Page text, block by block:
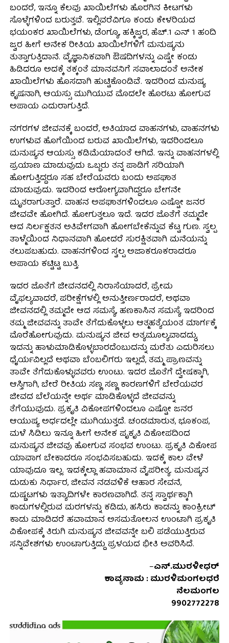
ಬಂದರೆ, ಇನ್ನೂ ಕೆಲವು ಖಾಯಿಲೆಗಳು ಹೊರಗಿನ ಕೀಟಗಳು
ಸೊಳ್ಳೆಗಳಿಂದ ಬರುತ್ತವೆ. ಇಲ್ಲಿವರೆವಿಗೂ ಕಂಡು ಕೇಳರಿಯದ
ಭಯಂಕರ ಖಾಯಿಲೆಗಳು, ಡೆಂಗ್ಯೂ, ಹಕ್ಕಿಜ್ವರ, ಹೆಚ್.1 ಎನ್ 1 ಹಂದಿ
ಜ್ವರ ಹೀಗೆ ಅನೇಕ ರೀತಿಯ ಖಾಯಿಲೆಗಳಿಗೆ ಮನುಷ್ಯನು
ತುತ್ತಾಗುತ್ತಿದಾನೆ. ವೈಜ್ಞಾನಿಕವಾಗಿ ಔಷದಿಗಳನ್ನು ಎಷ್ಟೇ ಕಂಡು
ಹಿಡಿದರೂ ಅದಕ್ಕೆ ತಕ್ಕಂತೆ ಮಾನವನಿಗೆ ಸವಾಲಾದಂತೆ ಅನೇಕ
ಖಾಯಿಲೆಗಳು ಹೊಸದಾಗಿ ಹುಟ್ಟಿಕೊಂಡಿವೆ. ಇದರಿಂದ ಮನುಷ್ಯ
ಕೃಷನಾಗಿ, ಆಯಸ್ಸು ಮುಗಿಯುವ ಮೊದಲೇ ಹೊರಟು ಹೋಗುವ
ಅಪಾಯ ಎದುರಾಗುತ್ತಿದೆ.
ನಗರಗಳ ಜೀವನಕ್ಕೆ ಬಂದರೆ, ಅತಿಯಾದ ವಾಹನಗಳು, ವಾಹನಗಳು
ಉಗಳುವ ಹೊಗೆಯಿಂದ ಬರುವ ಖಾಯಿಲೆಗಳು, ಇದರಿಂದಲೂ
ಮನುಷ್ಯನ ಆಯಸ್ಸು ಕಡಿಮೆಯಾದಂತೆ ಆಗಿದೆ. ಇನ್ನು ವಾಹನಗಳಲ್ಲಿ
ಪ್ರಯಾಣ ಮಾಡುವುದು ಒಬ್ಬರು ತನ್ನ ಪಾಡಿಗೆ ಸರಿಯಾಗಿ
ಹೋಗುತ್ತಿದ್ದರೂ ಸಹ ಬೇರೆಯವರು ಬಂದು ಅಪಘಾತ
ಮಾಡುವುದು. ಇದರಿಂದ ಆರೋಗ್ಯವಾಗಿದ್ದರೂ ಬೇಗನೇ
ಮೃತರಾಗುತ್ತಾರೆ. ವಾಹನ ಅಪಘಾತಗಳಿಂದಲೂ ಎಷ್ಟೋ ಜನರ
ಜೀವವೇ ಹೋಗಿದೆ. ಹೋಗುತ್ತಲೂ ಇದೆ. ಇದರ ಜೊತೆಗೆ ತಮ್ಮದೇ
ಆದ ನಿರ್ಲಕ್ಷತನ ಅತಿವೇಗವಾಗಿ ಹೋಗಬೇಕೆನ್ನುವ ಕೆಟ್ಟ ಗುಣ. ಸ್ವಲ್ಪ
ತಾಳ್ಮೆಯಿಂದ ನಿಧಾನವಾಗಿ ಹೋದರೆ ಸುರಕ್ಷಿತವಾಗಿ ಮನೆಯನ್ನು
ತಲುಪಬಹುದು. ವಾಹನಗಳಿಂದ ಸ್ವಲ್ಪ ಅಜಾಕರೂಕರಾದರೂ
ಅಪಾಯ ಕಟ್ಟಿಟ್ಟ ಬುತ್ತಿ.
ಇದರ ಜೊತೆಗೆ ಜೀವನದಲ್ಲಿ ನಿರಾಸೆಯಾದರೆ, ಪ್ರೇಮ
ವೈಫಲ್ಯವಾದರೆ, ಪರೀಕ್ಷೆಗಳಲ್ಲಿ ಅನುತ್ತೀರ್ಣರಾದರೆ, ಅಥವಾ
ಜೀವನದಲ್ಲಿ ತಮ್ಮದೇ ಆದ ಸಮಸ್ಯೆ, ಹಣಕಾಸಿನ ಸಮಸ್ಯೆ ಇದರಿಂದ
ತಮ್ಮ ಜೀವವನ್ನು ತಾವೇ ತೆಗೆದುಕೊಳ್ಳಲು ಆತ್ಮಹತ್ಯೆಯಂತ ಮಾರ್ಗಕ್ಕೆ
ಮೊರೆಹೋಗುವುದು. ಮನುಷ್ಯನ ಜೀವ ಅತ್ಯಮೂಲ್ಯವಾದದ್ದು,
ಇದನ್ನು ಹಾಳುಮಾಡಿಕೊಳ್ಳಬಾರದೆಂಬುದನ್ನು ಮರೆತು ಎದುರಿಸಲು
ಧೈರ್ಯವಿಲ್ಲದೆ ಅಥವಾ ಬೆಂಬಲಿಗರು ಇಲ್ಲದೆ, ತಮ್ಮ ಪ್ರಾಣವನ್ನು
ತಾವೇ ತೆಗೆದುಕೊಳ್ಳುವವರು ಉಂಟು. ಇದರ ಜೊತೆಗೆ ದ್ವೇಷಕ್ಕಾಗಿ,
ಆಸ್ತಿಗಾಗಿ, ಬೇರೆ ರೀತಿಯ ಸಣ್ಣ ಸಣ್ಣ ಕಾರಣಗಳಿಗೆ ಬೇರೆಯವರ
ಜೀವದ ಬೆಲೆಯನ್ನೇ ಅರ್ಥ ಮಾಡಿಕೊಳ್ಳದೆ ಜೀವವನ್ನು
ತೆಗೆಯುವುದು. ಪ್ರಕೃತಿ ವಿಕೋಪಗಳಿಂದಲೂ ಎಷ್ಟೋ ಜನರ
ಆಯುಷ್ಯ ಅರ್ಧದಲ್ಲೇ ಮುಗಿಯುತ್ತದೆ. ಚಂಡಮಾರುತ, ಭೂಕಂಪ,
ಮಳೆ ಸಿಡಿಲು ಇನ್ನೂ ಹೀಗೆ ಅನೇಕ ಪೃಕೃತಿ ವಿಕೋಪದಿಂದ
ಮನುಷ್ಯನ ಜೀವವು ಹೋಗುವ ಸಂಭವ ಉಂಟು. ಪ್ರಕೃತಿ ವಿಕೋಪ
ಯಾವಾಗ ಬೇಕಾದರೂ ಸಂಭವಿಸಬಹುದು. ಇದಕ್ಕೆ ಕಾಲ ವೇಳೆ
ಯಾವುದೂ ಇಲ್ಲ. ಇದಕ್ಕೆಲ್ಲಾ ಹವಾಮಾನ ವೈಪರೀತ್ಯ. ಮನುಷ್ಯನ
ದುಡುಕು ನಿರ್ಧಾರ, ಜೀವನ ನಡವಳಿಕೆ ಆಹಾರ ಸೇವನೆ,
ದುಷ್ಚಟಗಳು ಇತ್ಯಾದಿಗಳೇ ಕಾರಣವಾಗಿದೆ. ತನ್ನ ಸ್ವಾರ್ಥಕ್ಕಾಗಿ
ಕಾಡುಗಳಲ್ಲಿರುವ ಮರಗಳನ್ನು ಕಡಿದು, ಹಸಿರು ಕಾಡನ್ನು ಕಾಂಕ್ರೀಟ್
ಕಾಡು ಮಾಡಿದರೆ ಹವಾಮಾನ ಅಸಮತೋಲನ ಉಂಟಾಗಿ ಪ್ರಕೃತಿ
ವಿಕೋಪಕ್ಕೆ ತಿರುಗಿ ಮನುಷ್ಯನ ಜೀವವನ್ನೇ ಬಲಿ ಪಡೆಯುತ್ತಿರುವ
ಸನ್ನಿವೇಶಗಳು ಉಂಟಾಗುತ್ತಿದ್ದು ಪ್ರಳಯದ ಭೀತಿ ಅವರಿಸಿದೆ.
–ಎನ್.ಮುರಳೀಧರ್
ಕಾವ್ಯನಾಮ : ಮುರಳಿಮಂಗಲಧರೆ
ನೆಲಮಂಗಲ
9902772278